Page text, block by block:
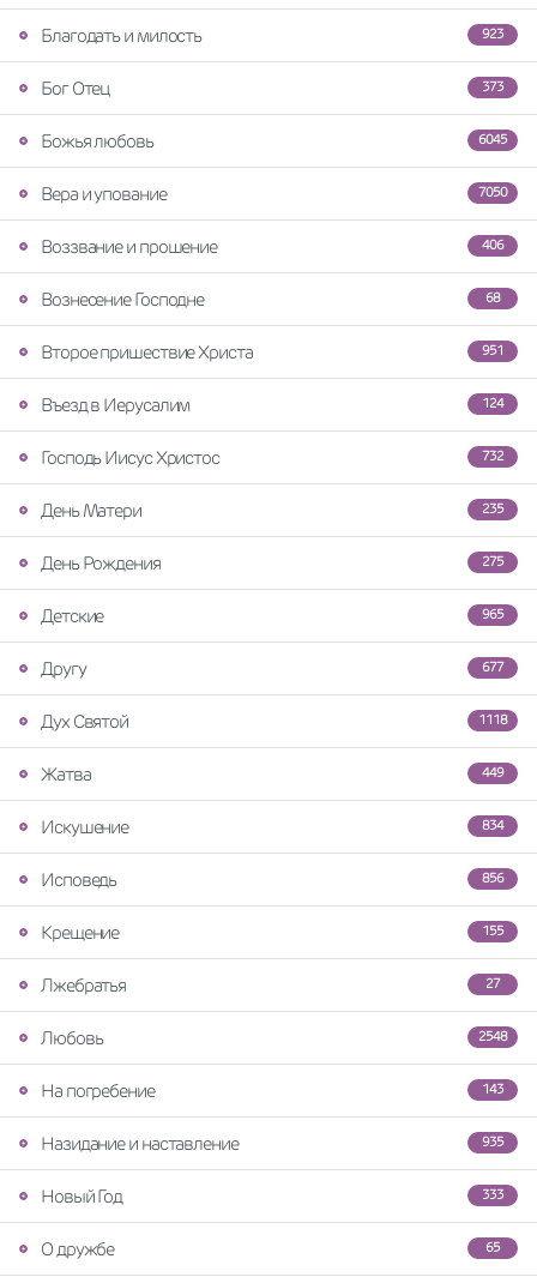
923
Благодать и милость
373
Бог Отец
6045
Божья любовь
7050
Вера и упование
406
Воззвание и прошение
68
Вознесение Господне
951
Второе пришествие Христа
124
Въезд в Иерусалим
732
Господь Иисус Христос
235
День Матери
275
День Рождения
965
Детские
677
Другу
1118
Дух Святой
449
Жатва
834
Искушение
856
Исповедь
155
Крещение
27
Лжебратья
2548
Любовь
143
На погребение
935
Назидание и наставление
333
Новый Год
65
О дружбе